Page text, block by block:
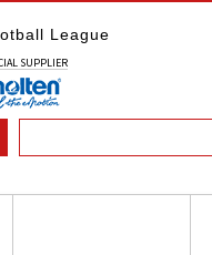
League
SUPPLIER